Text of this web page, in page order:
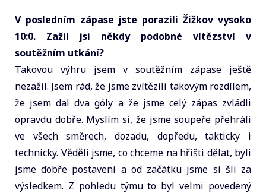
V posledním zápase jste porazili Žižkov vysoko
10:0. Zažil jsi někdy podobné vítězství v
soutěžním utkání?
Takovou výhru jsem v soutěžním zápase ještě
nezažil. Jsem rád, že jsme zvítězili takovým rozdílem,
že jsem dal dva góly a že jsme celý zápas zvládli
opravdu dobře. Myslím si, že jsme soupeře přehráli
ve všech směrech, dozadu, dopředu, takticky i
technicky. Věděli jsme, co chceme na hřišti dělat, byli
jsme dobře postavení a od začátku jsme si šli za
výsledkem. Z pohledu týmu to byl velmi povedený